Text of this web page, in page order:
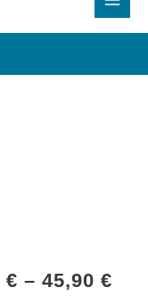
Menu
€ – 45,90 €